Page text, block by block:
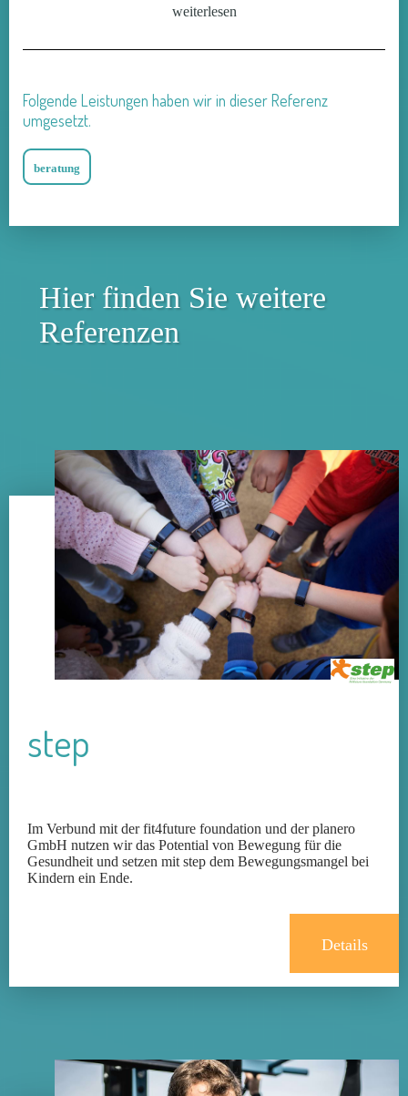
weiterlesen
Folgende Leistungen haben wir in dieser Referenz
umgesetzt.
beratung
Hier finden Sie weitere
Referenzen
step
Im Verbund mit der fit4future foundation und der planero
GmbH nutzen wir das Potential von Bewegung für die
Gesundheit und setzen mit step dem Bewegungsmangel bei
Kindern ein Ende.
Details